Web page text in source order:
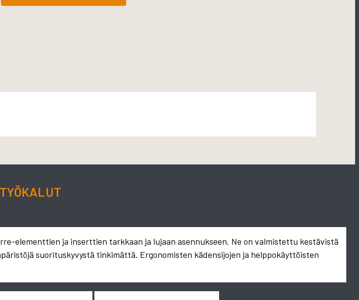
TYÖKALUT
elementtien ja inserttien tarkkaan ja lujaan asennukseen. Ne on valmistettu kestävistä
suorituskyvystä tinkimättä. Ergonomisten kädensijojen ja helppokäyttöisten